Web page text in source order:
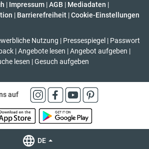
| Impressum |AGB | Mediadaten |
| Barrierefreiheit | Cookie-Einstellungen
Nutzung | Pressespiegel | Passwort
| Angebote lesen | Angebot aufgeben |
lesen | Gesuch aufgeben
auf
DE